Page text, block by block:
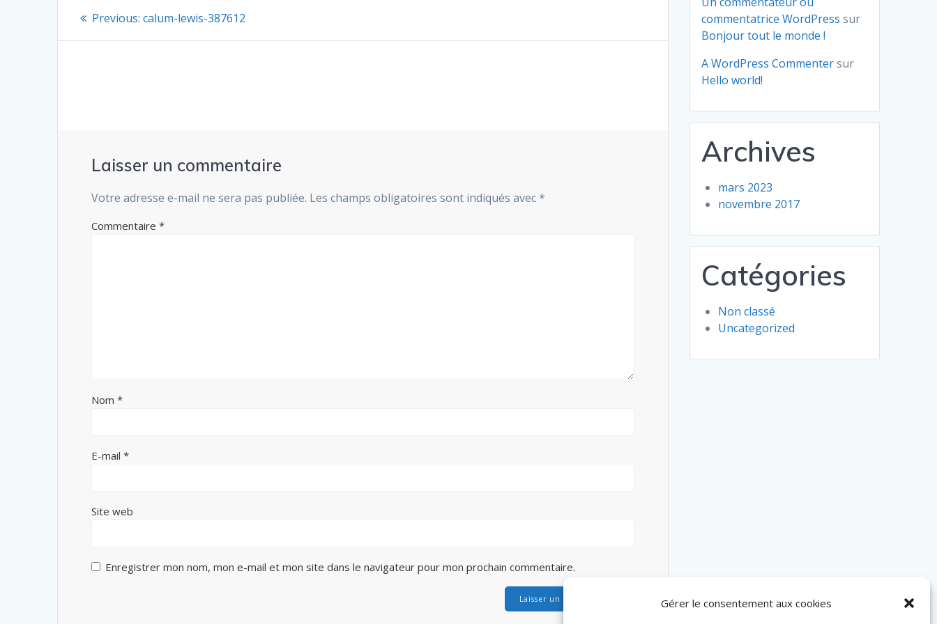
Gérer le consentement aux cookies
Navigation
de
Previous: Previous
calum-lewis-387612
Laisser un commentaire
Votre adresse e-mail ne sera pas publiée. Les champs obligatoires sont indiqués avec*
Commentaire*
Nom*
E-mail*
Site web
Enregistrer mon nom, mon e-mail et mon site dans le navigateur pour mon prochain commentaire.
commentatrice WordPress sur
Bonjour tout le monde !
A WordPress Commentersur
Hello world!
Archives
mars 2023
novembre 2017
Catégories
Non classé
Uncategorized